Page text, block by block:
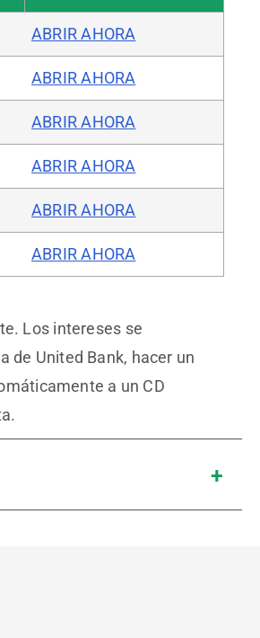
ABRIR AHORA
ABRIR AHORA
ABRIR AHORA
ABRIR AHORA
ABRIR AHORA
ABRIR AHORA
Los intereses se
de United Bank, hacer un
a un CD